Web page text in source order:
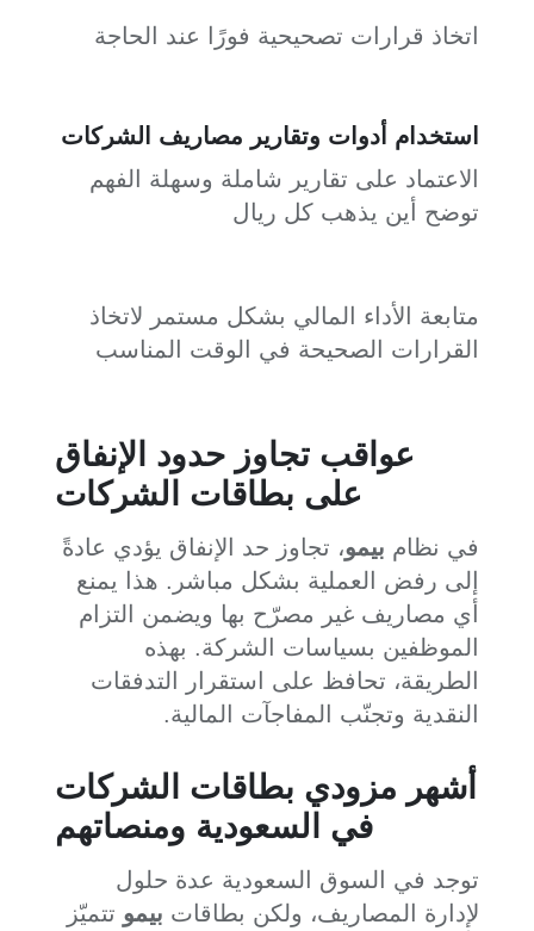
اتخاذ قرارات تصحيحية فورًا عند الحاجة
استخدام أدوات وتقارير مصاريف الشركات
الاعتماد على تقارير شاملة وسهلة الفهم
توضح أين يذهب كل ريال
متابعة الأداء المالي بشكل مستمر لاتخاذ
القرارات الصحيحة في الوقت المناسب
عواقب تجاوز حدود الإنفاق
على بطاقات الشركات
في نظام بيمو، تجاوز حد الإنفاق يؤدي عادةً
إلى رفض العملية بشكل مباشر. هذا يمنع
أي مصاريف غير مصرّح بها ويضمن التزام
الموظفين بسياسات الشركة. بهذه
الطريقة، تحافظ على استقرار التدفقات
النقدية وتجنّب المفاجآت المالية.
أشهر مزودي بطاقات الشركات
في السعودية ومنصاتهم
توجد في السوق السعودية عدة حلول
لإدارة المصاريف، ولكن بطاقات بيمو تتميّز